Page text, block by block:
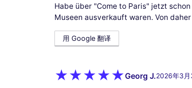
Habe über "Come to Paris" jetzt
Museen ausverkauft waren. Von
用 Google 翻译
Georg J.2026年3月